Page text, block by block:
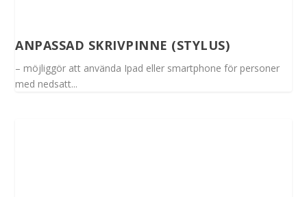
ANPASSAD SKRIVPINNE (STYLUS)
– möjliggör att använda Ipad eller smartphone för personer
med nedsatt...